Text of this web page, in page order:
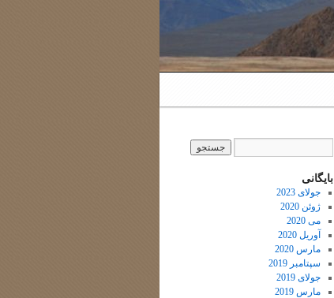
بایگانی
جولای 2023
ژوئن 2020
می 2020
آوریل 2020
مارس 2020
سپتامبر 2019
جولای 2019
مارس 2019